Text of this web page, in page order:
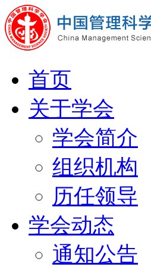
首页
关于学会
学会简介
组织机构
历任领导
学会动态
通知公告